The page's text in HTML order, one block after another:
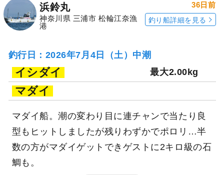
浜鈴丸
神奈川県 三浦市 松輪江奈漁
港
36日前
釣り船詳細を見る
釣行日：2026年7月4日（土）中潮
イシダイ 最大2.00kg
マダイ
マダイ船。潮の変わり目に連チャンで当たり良
型もヒットしましたが残りわずかでポロリ…半
数の方がマダイゲットできゲストに2キロ級の石
鯛も。